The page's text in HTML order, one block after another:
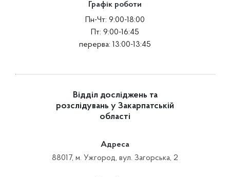
Графік роботи
Пн-Чт: 9:00-18:00
Пт: 9:00-16:45
перерва: 13:00-13:45
Відділ досліджень та
розслідувань у Закарпатській
області
Адреса
88017, м. Ужгород, вул. Загорська, 2